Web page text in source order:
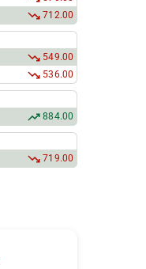
712.00
549.00
536.00
884.00
719.00